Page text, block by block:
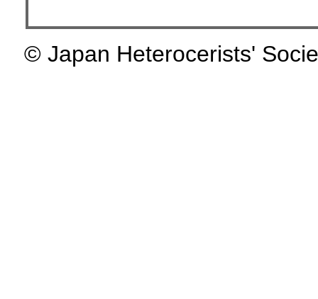
© Japan Heterocerists'